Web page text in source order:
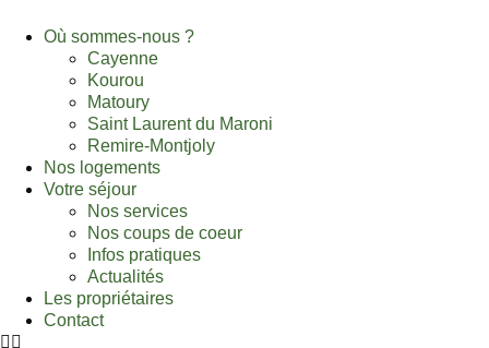
Où sommes-nous ?
Cayenne
Kourou
Matoury
Saint Laurent du Maroni
Remire-Montjoly
Nos logements
Votre séjour
Nos services
Nos coups de coeur
Infos pratiques
Actualités
Les propriétaires
Contact